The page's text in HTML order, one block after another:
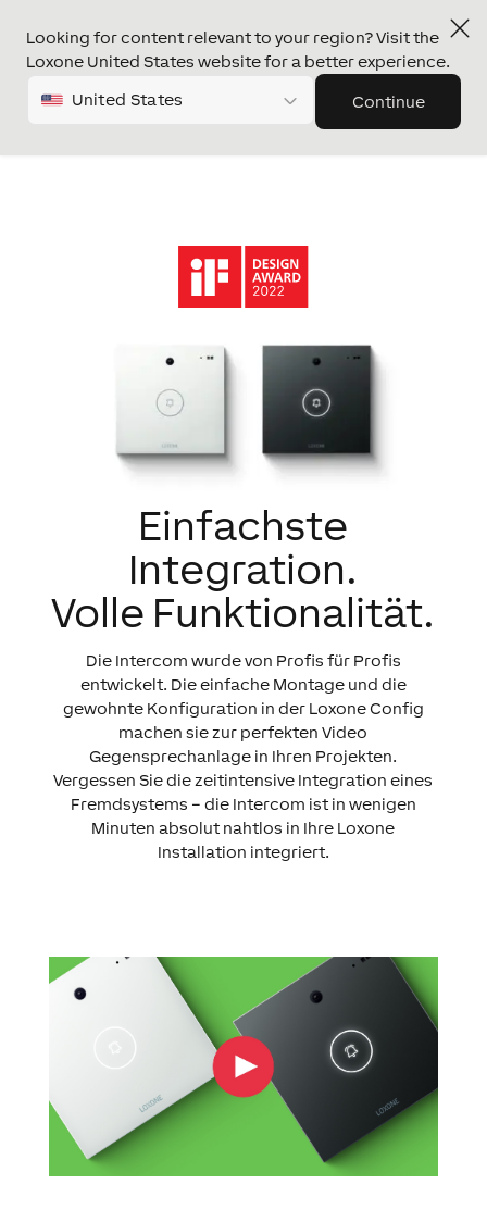
Looking for content relevant to your region? Visit the
Loxone United States website for a better experience.
United States Continue
Einfachste
Integration.
Volle Funk­tionalität.
Die Intercom wurde von Profis für Profis
entwickelt. Die einfache Montage und die
gewohnte Konfiguration in der Loxone Config
machen sie zur perfekten Video
Gegensprechanlage in Ihren Projekten.
Vergessen Sie die zeitintensive Integration eines
Fremdsystems – die Intercom ist in wenigen
Minuten absolut nahtlos in Ihre Loxone
Installation integriert.